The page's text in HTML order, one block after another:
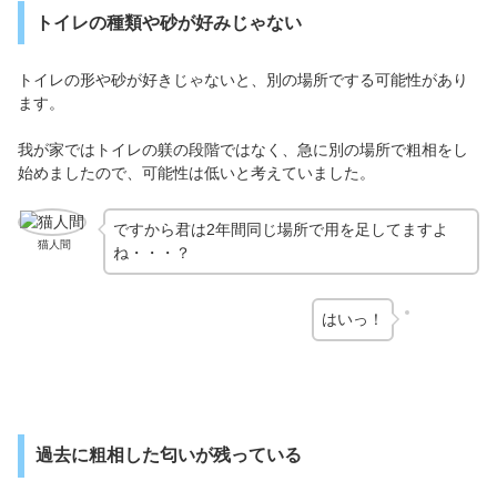
トイレの種類や砂が好みじゃない
トイレの形や砂が好きじゃないと、別の場所でする可能性があり
ます。
我が家ではトイレの躾の段階ではなく、急に別の場所で粗相をし
始めましたので、可能性は低いと考えていました。
猫人間
ですから君は2年間同じ場所で用を足してますよ
ね・・・？
はいっ！
過去に粗相した匂いが残っている